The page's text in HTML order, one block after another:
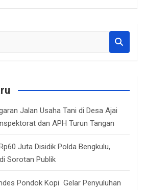
Jalan Usaha Tani di Desa Ajai
dan APH Turun Tangan
Juta Disidik Polda Bengkulu,
Sorotan Publik
Pondok Kopi Gelar Penyuluhan